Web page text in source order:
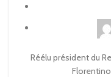
Réélu président du